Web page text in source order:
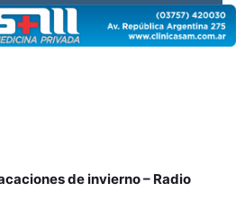
de invierno – Radio